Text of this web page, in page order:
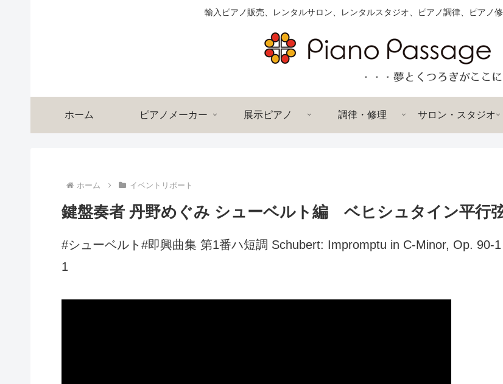
輸入ピアノ販売、レンタルサロン、レンタルスタジオ、ピアノ調律、ピアノ
ホーム ピアノメーカー 展示ピアノ 調律・修理 サロン・スタジオ
ホーム イベントリポート
鍵盤奏者 丹野めぐみ シューベルト編 ベヒシュタイン平行
#シューベルト#即興曲集 第1番ハ短調 Schubert: Impromptu in C-Minor, Op.
1